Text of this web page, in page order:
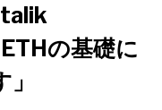
の基礎に